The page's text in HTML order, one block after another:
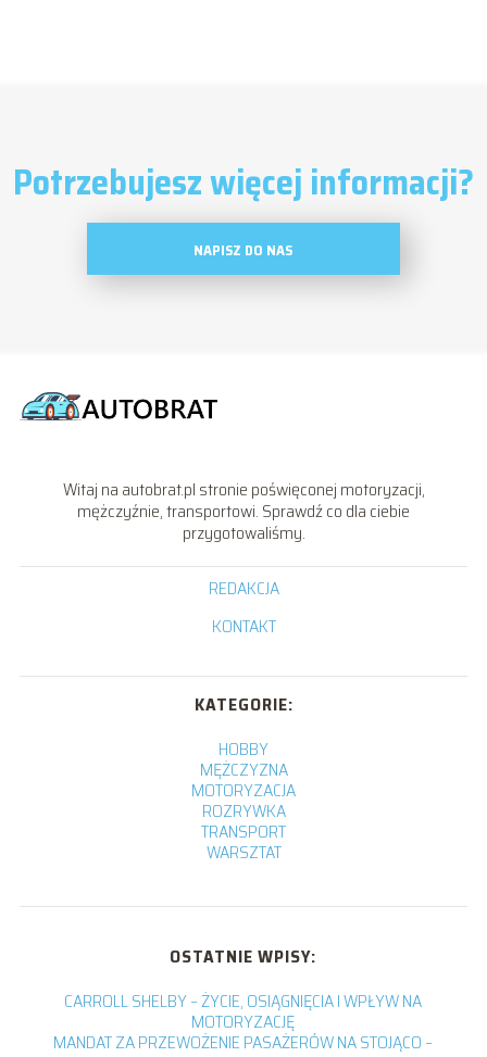
Potrzebujesz więcej informacji?
NAPISZ DO NAS
Witaj na autobrat.pl stronie poświęconej motoryzacji,
mężczyźnie, transportowi. Sprawdź co dla ciebie
przygotowaliśmy.
REDAKCJA
KONTAKT
KATEGORIE:
HOBBY
MĘŻCZYZNA
MOTORYZACJA
ROZRYWKA
TRANSPORT
WARSZTAT
OSTATNIE WPISY:
CARROLL SHELBY – ŻYCIE, OSIĄGNIĘCIA I WPŁYW NA
MOTORYZACJĘ
MANDAT ZA PRZEWOŻENIE PASAŻERÓW NA STOJĄCO –